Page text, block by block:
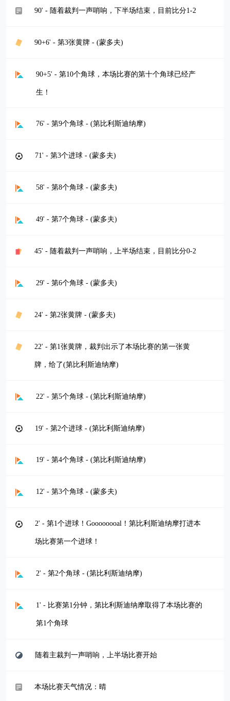
90' - 随着裁判一声哨响，下半场结束，目前比分1-2
90+6' - 第3张黄牌 - (蒙多夫)
90+5' - 第10个角球，本场比赛的第十个角球已经产
生！
76' - 第9个角球 - (第比利斯迪纳摩)
71' - 第3个进球 - (蒙多夫)
58' - 第8个角球 - (蒙多夫)
49' - 第7个角球 - (蒙多夫)
45' - 随着裁判一声哨响，上半场结束，目前比分0-2
29' - 第6个角球 - (蒙多夫)
24' - 第2张黄牌 - (蒙多夫)
22' - 第1张黄牌，裁判出示了本场比赛的第一张黄
牌，给了(第比利斯迪纳摩)
22' - 第5个角球 - (第比利斯迪纳摩)
19' - 第2个进球 - (第比利斯迪纳摩)
19' - 第4个角球 - (第比利斯迪纳摩)
12' - 第3个角球 - (蒙多夫)
2' - 第1个进球！Goooooooal！第比利斯迪纳摩打进本
场比赛第一个进球！
2' - 第2个角球 - (第比利斯迪纳摩)
1' - 比赛第1分钟，第比利斯迪纳摩取得了本场比赛的
第1个角球
随着主裁判一声哨响，上半场比赛开始
本场比赛天气情况：晴